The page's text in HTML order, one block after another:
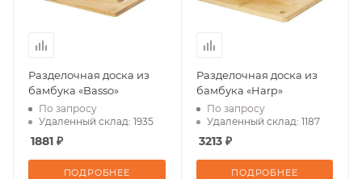
Разделочная доска из
бамбука «Basso»
По запросу
Удаленный склад: 1935
1881 ₽
ПОДРОБНЕЕ
Разделочная доска из
бамбука «Harp»
По запросу
Удаленный склад: 1187
3213 ₽
ПОДРОБНЕЕ